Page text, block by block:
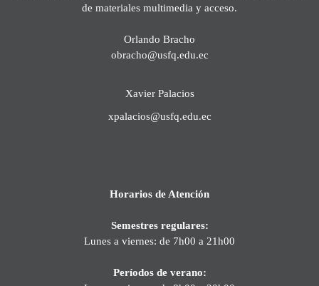
de materiales multimedia y acceso.
Orlando Bracho
obracho@usfq.edu.ec
Xavier Palacios
xpalacios@usfq.edu.ec
Horarios de Atención
Semestres regulares:
Lunes a viernes: de 7h00 a 21h00
Períodos de verano: